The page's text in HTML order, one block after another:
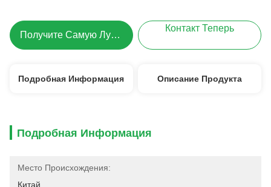
Получите Самую Лучшую Цену
Контакт Теперь
Подробная Информация Описание Продукта
Подробная Информация
Место Происхождения:
Китай